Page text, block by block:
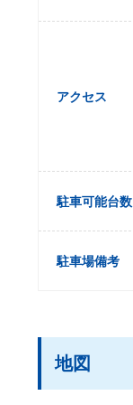
アクセス
駐車可能台数
駐車場備考
地図